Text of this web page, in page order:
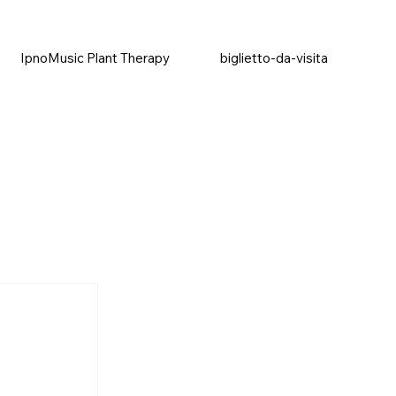
IpnoMusic Plant Therapy biglietto-da-visita